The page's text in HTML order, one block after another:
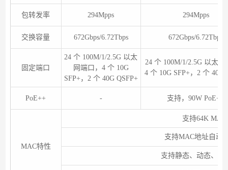
包转发率 294Mpps 294Mpps
交换容量 672Gbps/6.72Tbps 672Gbps/6.72Tbps
固定端口
24 个 100M/1/2.5G 以太
网端口，4 个 10G
SFP+，2 个 40G QSFP+
24 个 100M/1/2.5G 以太网
4 个 10G SFP+，2 个 40G
PoE++ - 支持，90W PoE++
MAC特性
支持64K MAC
支持MAC地址自动
支持静态、动态、黑